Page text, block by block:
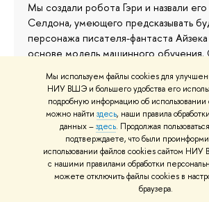
Мы используем файлы cookies для
НИУ ВШЭ и большего удобства его
подробную информацию об использовании
можно найти здесь, наши правила
данных –здесь. Продолжая
подтверждаете, что были
использовании файлов cookies сайтом
с нашими правилами обработки
можете отключить файлы cookies в
браузера.
Мы создали робота Гэри и назвали его
Селдона, умеющего предсказывать
персонажа писателя-фантаста
основе модель машинного
новости, исходя из поведенческих
пользователей на портале Вышки.
Не волнуйтесь: мы не собираем для
персональные данные.
На информационном ресурсе применяются
(информационные технологии предоставления
систематизации и анализа сведений, относящихся к
пользователей сети «Интернет», находящихся на